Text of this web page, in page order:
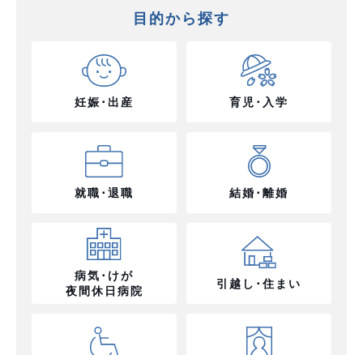
目的から探す
妊娠･出産 育児･入学
就職･退職 結婚･離婚
病気･けが
夜間休日病院
引越し･住まい